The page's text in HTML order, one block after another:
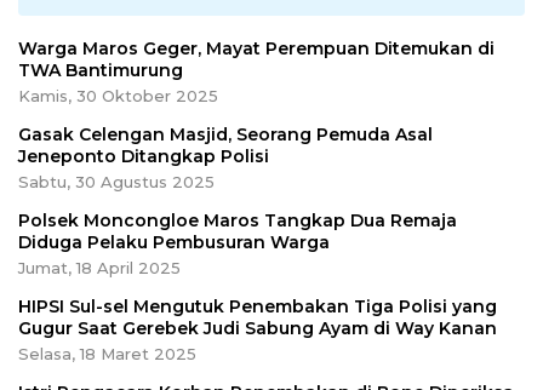
Warga Maros Geger, Mayat Perempuan Ditemukan di
TWA Bantimurung
Kamis, 30 Oktober 2025
Gasak Celengan Masjid, Seorang Pemuda Asal
Jeneponto Ditangkap Polisi
Sabtu, 30 Agustus 2025
Polsek Moncongloe Maros Tangkap Dua Remaja
Diduga Pelaku Pembusuran Warga
Jumat, 18 April 2025
HIPSI Sul-sel Mengutuk Penembakan Tiga Polisi yang
Gugur Saat Gerebek Judi Sabung Ayam di Way Kanan
Selasa, 18 Maret 2025